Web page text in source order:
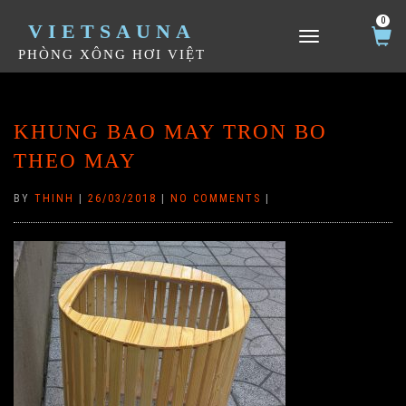
VIETSAUNA
PHÒNG XÔNG HƠI VIỆT
TOGGLE NAVIGATION
0
KHUNG BAO MAY TRON BO
THEO MAY
BY THINH 26/03/2018 NO COMMENTS